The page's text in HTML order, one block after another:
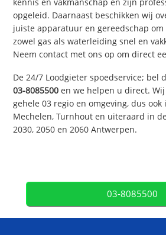
kennis en vakmanschap en zijn
opgeleid. Daarnaast beschikken wij
juiste apparatuur en gereedschap
zowel gas als waterleiding snel en
Neem contact met ons op om direct
De 24/7 Loodgieter spoedservice; bel
03-8085500 en we helpen u direct.
gehele 03 regio en omgeving, dus ook
Mechelen, Turnhout en uiteraard in
2030, 2050 en 2060 Antwerpen.
03-8085500